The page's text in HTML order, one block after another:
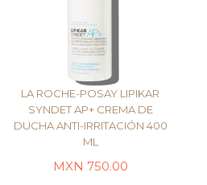
AÑADIR AL CARRITO
LA ROCHE-POSAY LIPIKAR
SYNDET AP+ CREMA DE
DUCHA ANTI-IRRITACIÓN 400
ML
750.00